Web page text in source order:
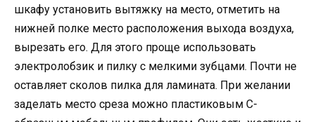
шкафу установить вытяжку на место, отметить на
нижней полке место расположения выхода воздуха,
вырезать его. Для этого проще использовать
электролобзик и пилку с мелкими зубцами. Почти не
оставляет сколов пилка для ламината. При желании
заделать место среза можно пластиковым С-